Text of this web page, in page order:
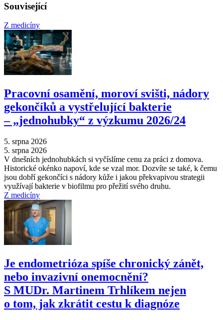
Související
Z medicíny
Pracovní osamění, moroví svišti, nádory
gekončíků a vystřelující bakterie
–⁠ „jednohubky“ z výzkumu 2026/24
5. srpna 2026
5. srpna 2026
V dnešních jednohubkách si vyčíslíme cenu za práci z domova.
Historické okénko napoví, kde se vzal mor. Dozvíte se také, k čemu
jsou dobří gekončíci s nádory kůže i jakou překvapivou strategii
využívají bakterie v biofilmu pro přežití svého druhu.
Z medicíny
Je endometrióza spíše chronický zánět,
nebo invazivní onemocnění?
S MUDr. Martinem Trhlíkem nejen
o tom, jak zkrátit cestu k diagnóze